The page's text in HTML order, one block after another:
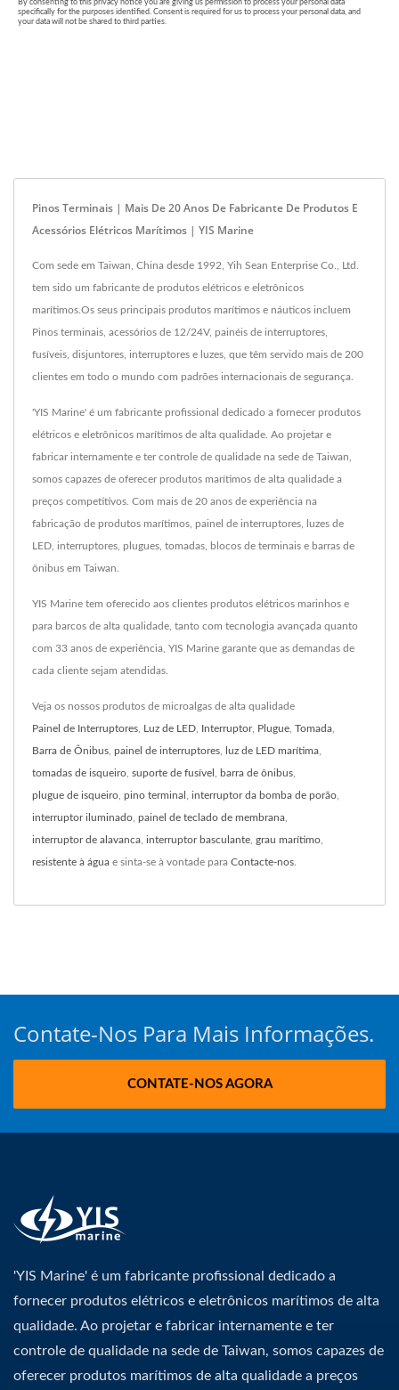
Pinos Terminais | Mais De 20 Anos De Fabricante De Produtos E
Acessórios Elétricos Marítimos | YIS Marine
Com sede em Taiwan, China desde 1992, Yih Sean Enterprise Co., Ltd.
tem sido um fabricante de produtos elétricos e eletrônicos
marítimos.Os seus principais produtos marítimos e náuticos incluem
Pinos terminais, acessórios de 12/24V, painéis de interruptores,
fusíveis, disjuntores, interruptores e luzes, que têm servido mais de 200
clientes em todo o mundo com padrões internacionais de segurança.
'YIS Marine' é um fabricante profissional dedicado a fornecer produtos
elétricos e eletrônicos marítimos de alta qualidade. Ao projetar e
fabricar internamente e ter controle de qualidade na sede de Taiwan,
somos capazes de oferecer produtos marítimos de alta qualidade a
preços competitivos. Com mais de 20 anos de experiência na
fabricação de produtos marítimos, painel de interruptores, luzes de
LED, interruptores, plugues, tomadas, blocos de terminais e barras de
ônibus em Taiwan.
YIS Marine tem oferecido aos clientes produtos elétricos marinhos e
para barcos de alta qualidade, tanto com tecnologia avançada quanto
com 33 anos de experiência, YIS Marine garante que as demandas de
cada cliente sejam atendidas.
Veja os nossos produtos de microalgas de alta qualidade
Painel de Interruptores Luz de LED Interruptor, Plugue Tomada
Barra de Ônibus painel de interruptores luz de LED marítima
tomadas de isqueiro suporte de fusível barra de ônibus
plugue de isqueiro pino terminal interruptor da bomba de porão
interruptor iluminado painel de teclado de membrana
interruptor de alavanca interruptor basculante grau marítimo
resistente à água e sinta-se à vontade para Contacte-nos
Contate-Nos Para Mais Informações.
CONTATE-NOS AGORA
'YIS Marine' é um fabricante profissional dedicado a
fornecer produtos elétricos e eletrônicos marítimos de alta
qualidade. Ao projetar e fabricar internamente e ter
controle de qualidade na sede de Taiwan, somos capazes de
oferecer produtos marítimos de alta qualidade a preços